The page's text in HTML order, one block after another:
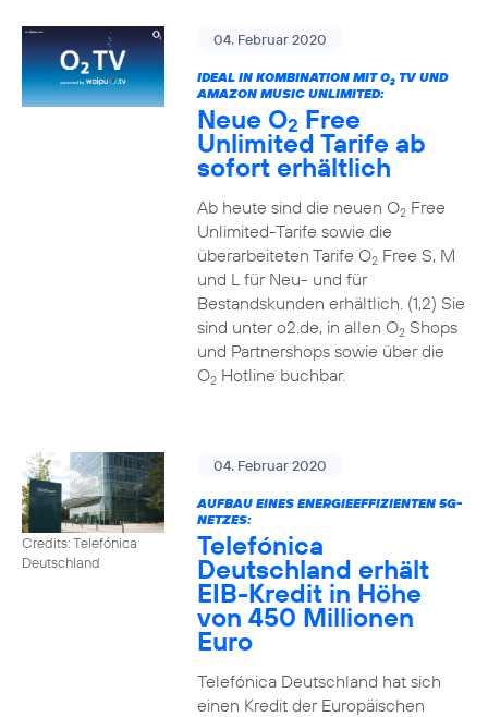
04. Februar 2020
IDEAL IN KOMBINATION MIT O2TV UND
AMAZON MUSIC UNLIMITED:
Neue O2 Free
Unlimited Tarife ab
sofort erhältlich
Ab heute sind die neuen O2Free
Unlimited-Tarife sowie die
überarbeiteten Tarife O2Free S, M
und L für Neu- und für
Bestandskunden erhältlich. (1,2) Sie
sind unter o2.de, in allen O2Shops
und Partnershops sowie über die
O2Hotline buchbar.
Credits: Telefónica
Deutschland
04. Februar 2020
AUFBAU EINES ENERGIEEFFIZIENTEN 5G-
NETZES:
Telefónica
Deutschland erhält
EIB-Kredit in Höhe
von 450 Millionen
Euro
Telefónica Deutschland hat sich
einen Kredit der Europäischen